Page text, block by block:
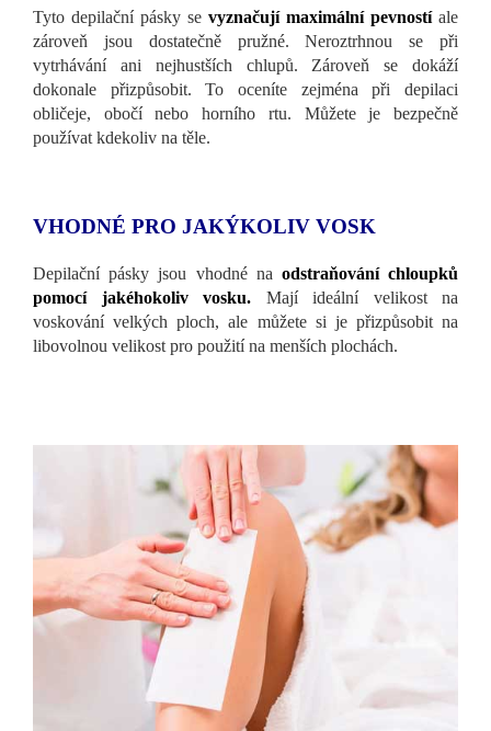
Tyto depilační pásky se vyznačují maximální pevností ale
zároveň jsou dostatečně pružné. Neroztrhnou se při
vytrhávání ani nejhustších chlupů. Zároveň se dokáží
dokonale přizpůsobit. To oceníte zejména při depilaci
obličeje, obočí nebo horního rtu. Můžete je bezpečně
používat kdekoliv na těle.
VHODNÉ PRO JAKÝKOLIV VOSK
Depilační pásky jsou vhodné na odstraňování chloupků
pomocí jakéhokoliv vosku. Mají ideální velikost na
voskování velkých ploch, ale můžete si je přizpůsobit na
libovolnou velikost pro použití na menších plochách.